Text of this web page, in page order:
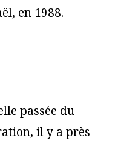
en 1988.
passée du
il y a près